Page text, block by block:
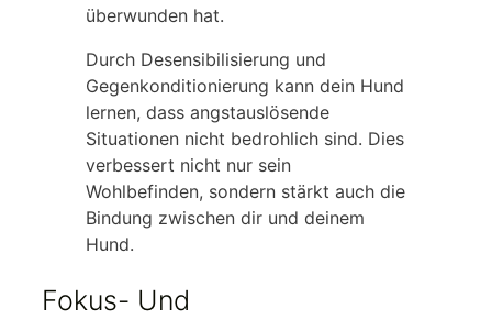
überwunden hat.
Durch Desensibilisierung und
Gegenkonditionierung kann dein Hund
lernen, dass angstauslösende
Situationen nicht bedrohlich sind. Dies
verbessert nicht nur sein
Wohlbefinden, sondern stärkt auch die
Bindung zwischen dir und deinem
Hund.
Fokus- Und